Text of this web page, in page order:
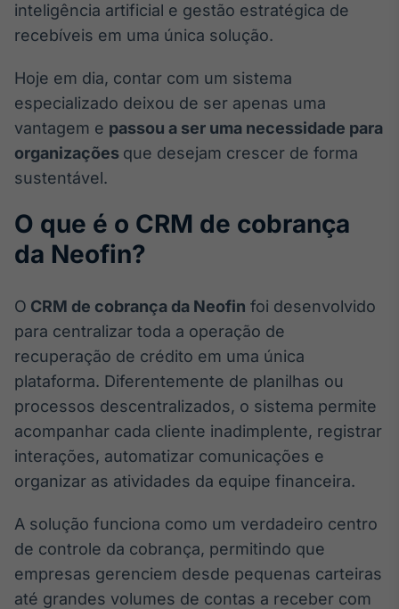
Broadcast
Plataforma para
personalizados
Soluções de Dados
e Conteúdos
Plataforma para
negociação de
Broadcast
Datafeed
APIs para
conteúdos e
dados
Broadcast
Ticker
Cotações e
notícias
Broadcast
Widgets
inteligência artificial e gestão estratégica de
recebíveis em uma única solução.
Hoje em dia, contar com um sistema
especializado deixou de ser apenas uma
vantagem e passou a ser uma necessidade para
organizações que desejam crescer de forma
sustentável.
O que é o CRM de cobrança
da Neofin?
O CRM de cobrança da Neofin foi desenvolvido
para centralizar toda a operação de
recuperação de crédito em uma única
plataforma. Diferentemente de planilhas ou
processos descentralizados, o sistema permite
acompanhar cada cliente inadimplente, registrar
interações, automatizar comunicações e
organizar as atividades da equipe financeira.
A solução funciona como um verdadeiro centro
de controle da cobrança, permitindo que
empresas gerenciem desde pequenas carteiras
até grandes volumes de contas a receber com